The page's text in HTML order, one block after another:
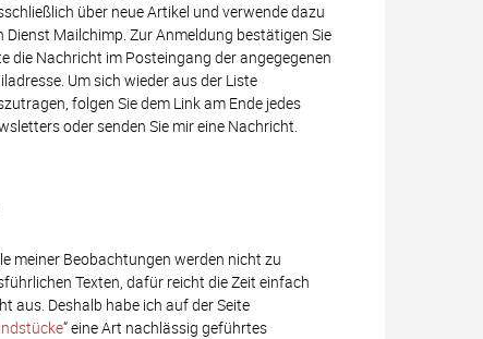
über neue Artikel und verwende dazu
Dienst Mailchimp. Zur Anmeldung bestätigen Sie
die Nachricht im Posteingang der angegegenen
Um sich wieder aus der Liste
folgen Sie dem Link am Ende jedes
oder senden Sie mir eine Nachricht.
meiner Beobachtungen werden nicht zu
Texten, dafür reicht die Zeit einfach
aus. Deshalb habe ich auf der Seite
“ eine Art nachlässig geführtes